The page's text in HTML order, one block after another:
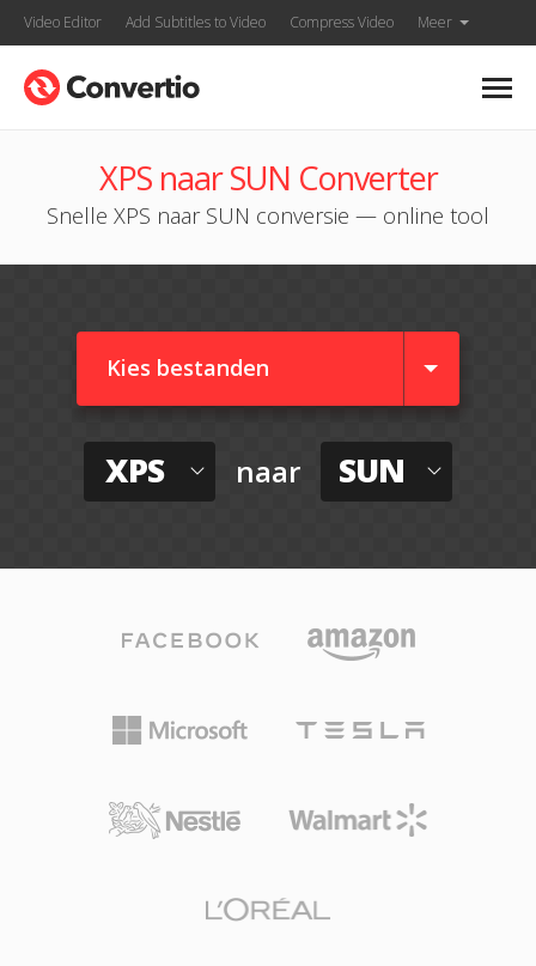
Video Editor Add Subtitles to Video Compress Video Meer
XPS naar SUN Converter
Snelle XPS naar SUN conversie — online tool
Kies bestanden
XPS naar SUN